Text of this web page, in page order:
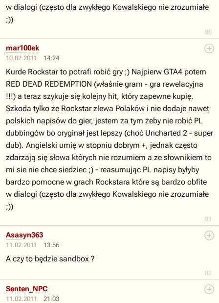
80
w dialogi (często dla zwykłego Kowalskiego nie zrozumiałe
;))
10.02.2011 14:24
81
mar100ek
Kurde Rockstar to potrafi robić gry ;) Najpierw GTA4 potem
RED DEAD REDEMPTION (właśnie gram - gra rewelacyjna
!!!) a teraz szykuje się kolejny hit, który zapewne kupię.
Szkoda tylko że Rockstar zlewa Polaków i nie dodaje nawet
polskich napisów do gier, jestem za tym żeby nie robić PL
dubbingów bo oryginał jest lepszy (choć Uncharted 2 - super
dub). Angielski umię w stopniu dobrym +, jednak często
zdarzają się słowa których nie rozumiem a ze słownikiem to
mi sie nie chce siedziec ;) - reasumując PL napisy byłyby
bardzo pomocne w grach Rockstara które są bardzo obfite
w dialogi (często dla zwykłego Kowalskiego nie zrozumiałe
;))
11.02.2011 13:56
82
Asasyn363
A czy to będzie sandbox ?
11.02.2011 21:03
Senten_NPC